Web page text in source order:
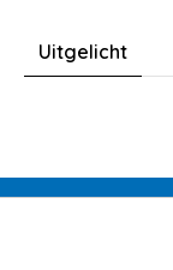
Uitgelicht